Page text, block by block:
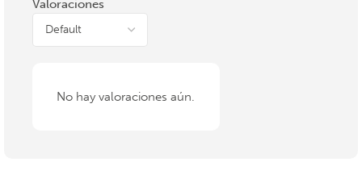
Valoraciones
No hay valoraciones aún.